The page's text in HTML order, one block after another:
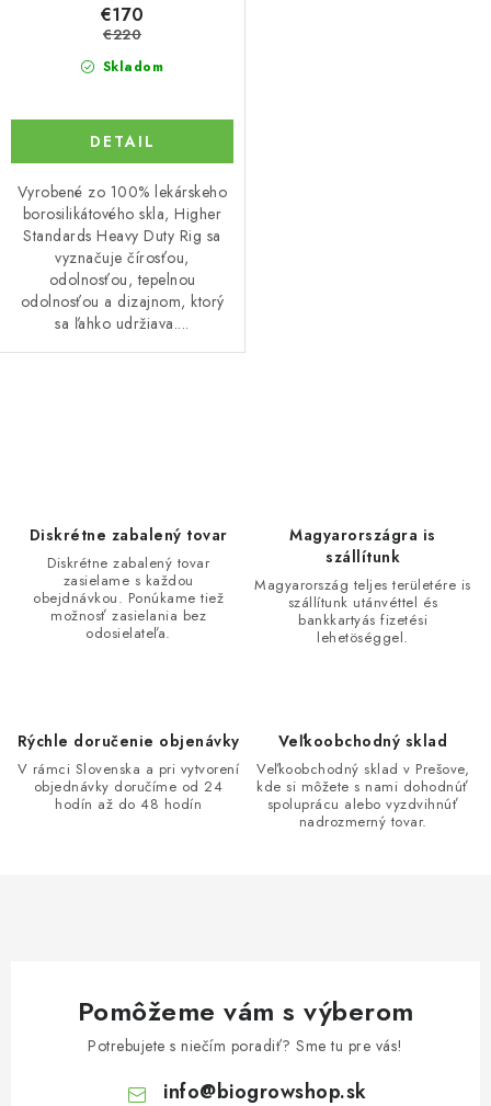
Skladom
€170
€220
DETAIL
Vyrobené zo 100% lekárskeho
borosilikátového skla, Higher
Standards Heavy Duty Rig sa
vyznačuje čírosťou,
odolnosťou, tepelnou
odolnosťou a dizajnom, ktorý
sa ľahko udržiava....
v
k
Diskrétne zabalený tovar
Diskrétne zabalený tovar
zasielame s každou
obejdnávkou. Ponúkame tiež
možnosť zasielania bez
odosielateľa.
Magyarországra is
szállítunk
Magyarország teljes területére is
szállítunk utánvéttel és
bankkartyás fizetési
lehetöséggel.
Rýchle doručenie objenávky
V rámci Slovenska a pri vytvorení
objednávky doručíme od 24
hodín až do 48 hodín
Veľkoobchodný sklad
Veľkoobchodný sklad v Prešove,
kde si môžete s nami dohodnúť
spoluprácu alebo vyzdvihnúť
nadrozmerný tovar.
Pomôžeme vám s výberom
Potrebujete s niečím poradiť? Sme tu pre vás!
info@biogrowshop.sk